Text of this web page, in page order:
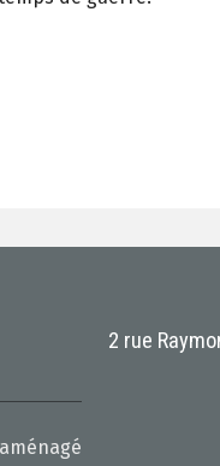
2 rue